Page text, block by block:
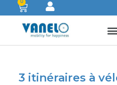
0
3 itinéraires à